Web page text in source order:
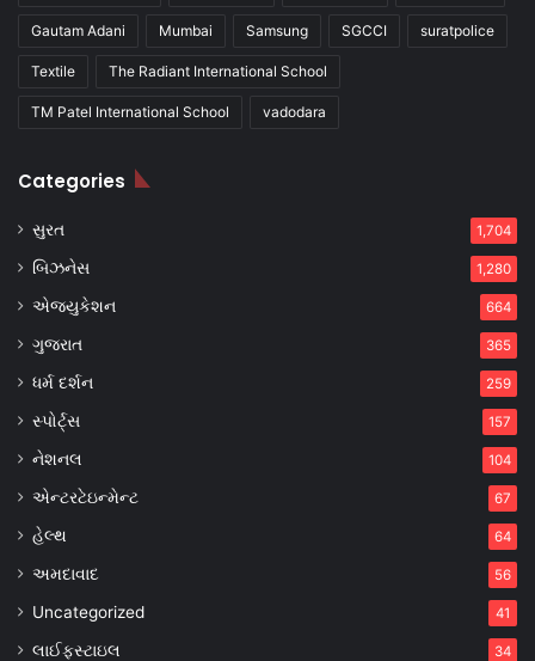
Gautam Adani Mumbai Samsung SGCCI suratpolice
Textile The Radiant International School
TM Patel International School vadodara
Categories
સુરત 1,704
બિઝનેસ 1,280
એજ્યુકેશન 664
ગુજરાત 365
ધર્મ દર્શન 259
સ્પોર્ટ્સ 157
નેશનલ 104
એન્ટરટેઇન્મેન્ટ 67
હેલ્થ 64
અમદાવાદ 56
Uncategorized 41
લાઈફસ્ટાઇલ 34